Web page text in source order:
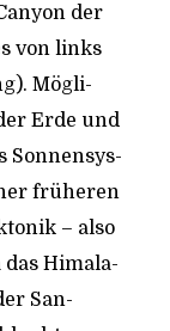
der
von links
Mög­li­
Erde und
Son­nen­sys­
frü­he­ren
– also
das Hima­la­
San-